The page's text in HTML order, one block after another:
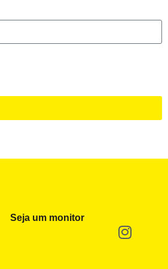
Seja um monitor